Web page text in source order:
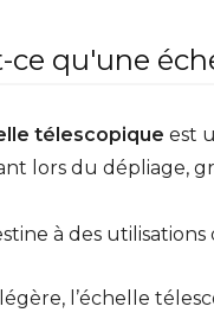
ce qu'une
télescopique est
lors du dépliage,
à des
l’échelle